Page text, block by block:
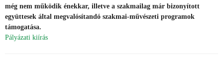
még nem működik énekkar, illetve a szakmailag már bizonyított
együttesek által megvalósítandó szakmai-művészeti programok
támogatása.
Pályázati kiírás